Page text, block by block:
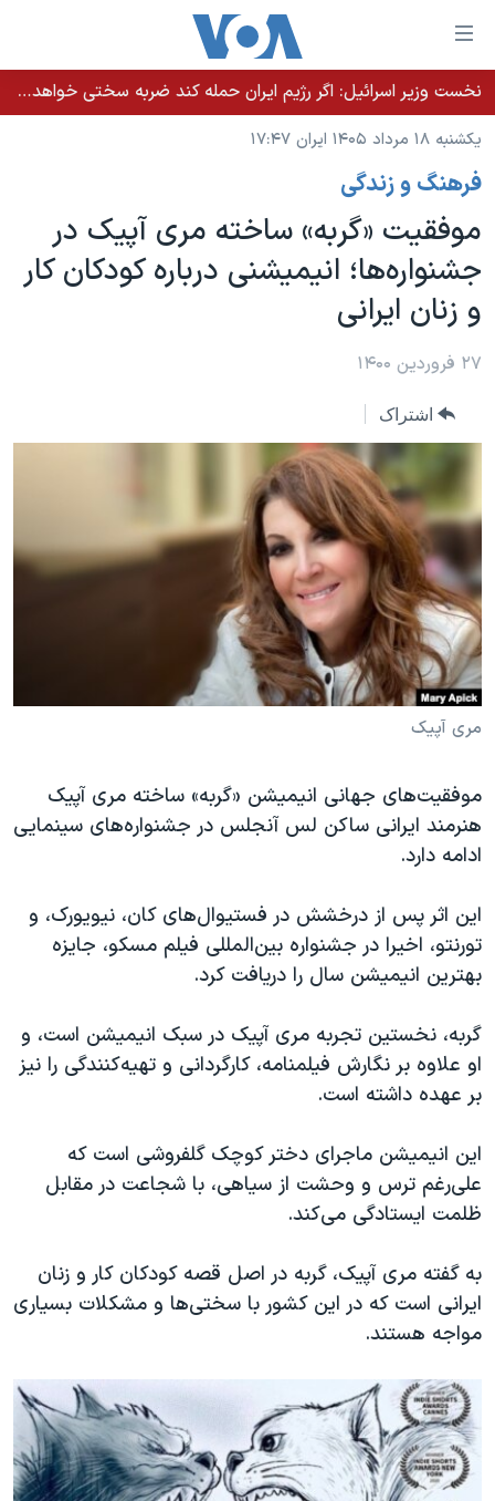
لینکهای
قابل
دسترسی
جهش
محتوای
اصلی
جهش
به
صفحه
جهش
خانه
نسخه سبک وب‌سایت
موضوع ها
ایران
آمریکا
جهان
ورزشی
فرهنگ و زندگی
حقوق شهروندی
اقتصادی
علم و فناوری
اسرائیل در جنگ
گالری عکس
برنامه های تلویزیونی
جدول برنامه ها
صفحه‌های ویژه
جام جهانی ۲۰۲۶
بایگانی برنامه‌های تلویزیونی
مستندها
انتخابات ریاست جمهوری آمریکا ۲۰۲۴
حمله جمهوری اسلامی به اسرائیل
رمز مهسا
ورزش زنان در ایران
اعتراضات زن، زندگی، آزادی
تریبونال مردمی آبان ۹۸
دادگاه حمید نوری
قانون شفافیت دارائی کادر رهبری ایران
اعتراضات مردمی آبان ۹۸
نرگس محمدی برنده جایزه نوبل صلح
همایش محافظه‌کاران آمریکا «سی‌پک»
سفر پرزیدنت ترامپ به چین
فرکانس‌های صدای آمریکا
پخش رادیویی
یادگیری زبان انگلیسی
دنبال کنید
زبانهای مختلف
نخست وزیر اسرائيل: اگر رژیم ایران حمله کند ضربه سختی خواهد خورد
یکشنبه ۱۸ مرداد ۱۴۰۵ ایران ۱۷:۴۷
فرهنگ و زندگی
موفقیت «گربه» ساخته مری آپیک در
جشنواره‌ها؛ انیمیشنی درباره کودکان کار
و زنان ایرانی
۲۷ فروردین ۱۴۰۰
اشتراک
مری آپیک
موفقیت‌های جهانی انیمیشن «گربه» ساخته مری آپیک
هنرمند ایرانی ساکن لس آنجلس در جشنواره‌های سینمایی
ادامه دارد.
این اثر پس از درخشش در فستیوال‌های کان، نیویورک، و
تورنتو، اخیرا در جشنواره بین‌المللی فیلم‌ مسکو، جایزه
بهترین انیمیشن سال را دریافت کرد.
گربه، نخستین تجربه مری آپیک در سبک انیمیشن است، و
او علاوه بر نگارش فیلمنامه، کارگردانی و تهیه‌کنندگی را نیز
بر عهده داشته است.
این انیمیشن ماجرای دختر کوچک گلفروشی است که
علی‌رغم ترس و وحشت از سیاهی، با شجاعت در مقابل
ظلمت ایستادگی می‌کند.
به گفته مری آپیک، گربه در اصل قصه کودکان کار و زنان
ایرانی است که در این کشور با سختی‌ها و مشکلات بسیاری
مواجه هستند.